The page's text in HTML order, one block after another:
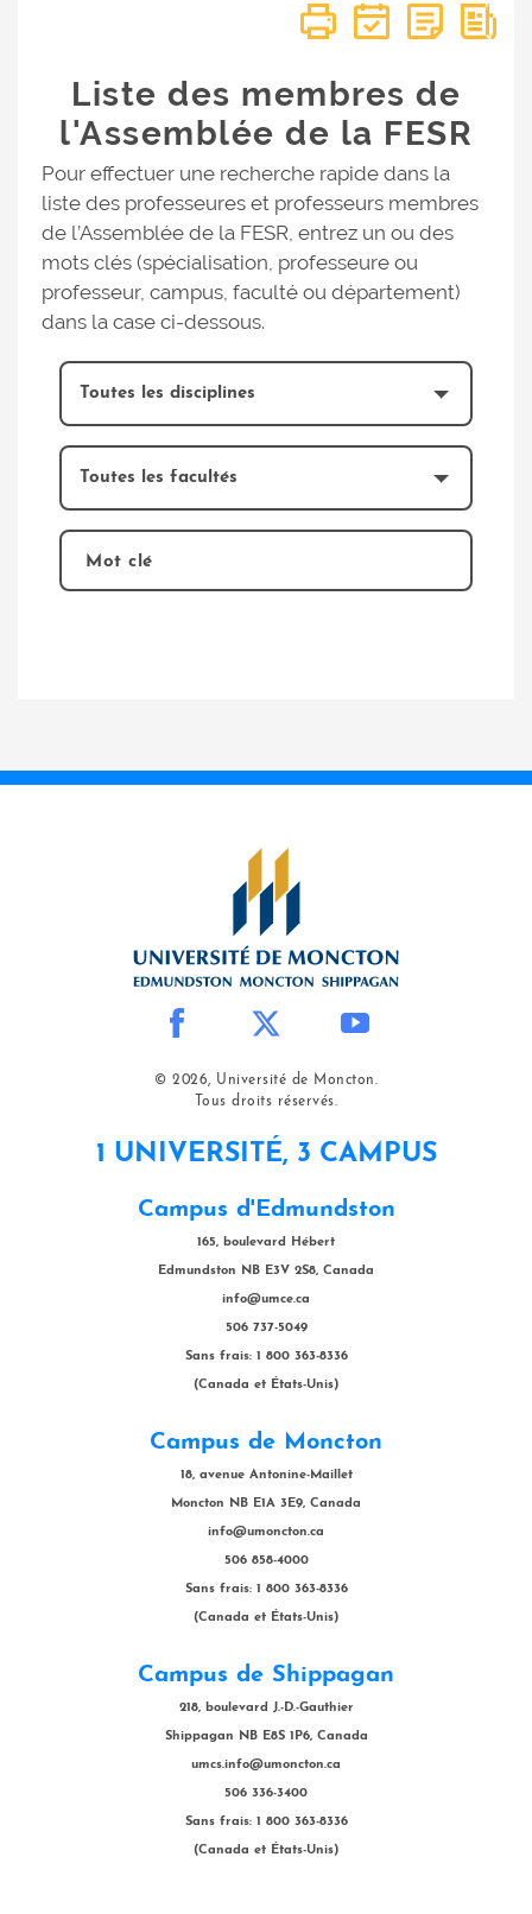
Liste des membres de
l'Assemblée de la FESR
Pour effectuer une recherche rapide dans la
liste des professeures et professeurs membres
de l’Assemblée de la FESR, entrez un ou des
mots clés (spécialisation, professeure ou
professeur, campus, faculté ou département)
dans la case ci-dessous.
© 2026, Université de Moncton.
Tous droits réservés.
1 UNIVERSITÉ, 3 CAMPUS
Campus d'Edmundston
165, boulevard Hébert
Edmundston NB E3V 2S8, Canada
info@umce.ca
506 737-5049
Sans frais: 1 800 363-8336
(Canada et États-Unis)
Campus de Moncton
18, avenue Antonine-Maillet
Moncton NB E1A 3E9, Canada
info@umoncton.ca
506 858-4000
Sans frais: 1 800 363-8336
(Canada et États-Unis)
Campus de Shippagan
218, boulevard J.-D.-Gauthier
Shippagan NB E8S 1P6, Canada
umcs.info@umoncton.ca
506 336-3400
Sans frais: 1 800 363-8336
(Canada et États-Unis)